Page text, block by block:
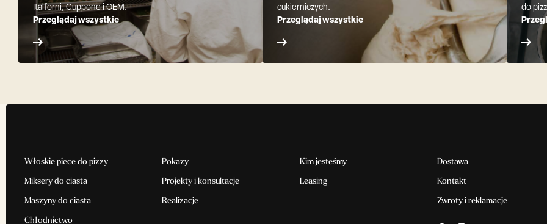
Italforni, Cuppone i OEM.
Przeglądaj wszystkie
cukierniczych.
Przeglądaj wszystkie
do
Włoskie piece do pizzy
Miksery do ciasta
Maszyny do ciasta
Chłodnictwo
Pokazy
Projekty i konsultacje
Realizacje
Kim jesteśmy
Leasing
Dostawa
Kontakt
Zwroty i reklamacje